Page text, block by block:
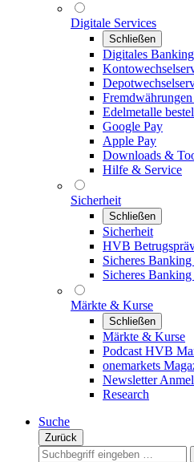
Digitale Services
Schließen
Digitales
Fremdwährungen
Edelmetalle
Google Pay
Apple Pay
Downloads &
Hilfe & Service
Sicherheit
Schließen
Sicherheit
HVB
Sicheres
Sicheres
Märkte & Kurse
Schließen
Märkte & Kurse
Podcast HVB
onemarkets
Newsletter
Research
Suche
Zurück